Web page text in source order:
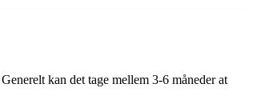
kan det tage mellem 3-6 måneder at